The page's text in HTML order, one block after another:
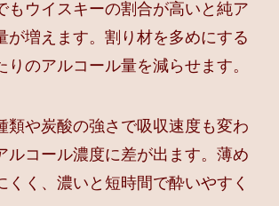
もウイスキーの割合が高いと純ア
が増えます。割り材を多めにする
りのアルコール量を減らせます。
類や炭酸の強さで吸収速度も変わ
ルコール濃度に差が出ます。薄め
くく、濃いと短時間で酔いやすく